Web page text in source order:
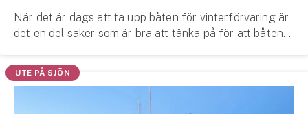
Fritidshusförsäkring
Företagsförsäkring
När det är dags att ta upp båten för vinterförvaring är
det en del saker som är bra att tänka på för att båten
UTE PÅ SJÖN